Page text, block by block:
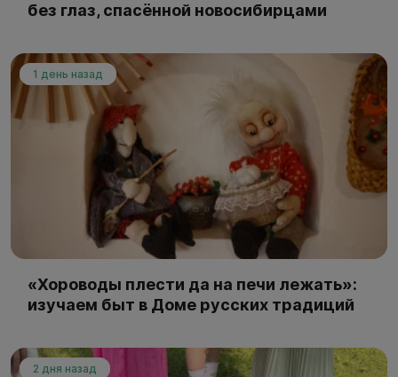
без глаз, спасённой новосибирцами
1 день назад
«Хороводы плести да на печи лежать»:
изучаем быт в Доме русских традиций
2 дня назад